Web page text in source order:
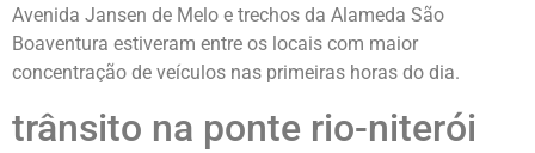
Avenida Jansen de Melo e trechos da Alameda São
Boaventura estiveram entre os locais com maior
concentração de veículos nas primeiras horas do dia.
trânsito na ponte rio-niterói